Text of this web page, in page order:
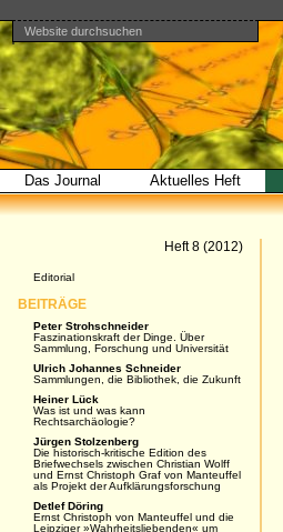
Direkt
zum
Inhalt
|
Direkt
zur
Navigation
Benutzerspezifische
Werkzeuge
Website durchsuchen
Erweiterte
Suche…
Bereiche
Das Journal Aktuelles Heft
Heft 8 (2012)
Editorial
BEITRÄGE
Peter Strohschneider
Faszinationskraft der Dinge. Über
Sammlung, Forschung und Universität
Ulrich Johannes Schneider
Sammlungen, die Bibliothek, die Zukunft
Heiner Lück
Was ist und was kann
Rechtsarchäologie?
Jürgen Stolzenberg
Die historisch-kritische Edition des
Briefwechsels zwischen Christian Wolff
und Ernst Christoph Graf von Manteuffel
als Projekt der Aufklärungsforschung
Detlef Döring
Ernst Christoph von Manteuffel und die
Leipziger »Wahrheitsliebenden« um